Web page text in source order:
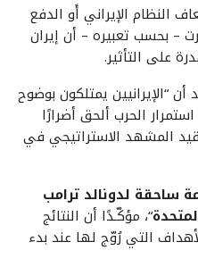
النظام الإيراني أَو الدفع
– بحسب تعبيره – أن إيران
على التأثير.
أن “الإيرانيين يمتلكون بوضوح
الحرب ألحق أضرارًا
المشهد الاستراتيجي في
ساحقة لدونالد ترامب
“، مؤكّـدًا أن النتائج
التي رُوّج لها عند بدء